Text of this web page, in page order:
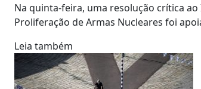
Na quinta-feira, uma resolução crítica
Proliferação de Armas Nucleares foi
Leia também